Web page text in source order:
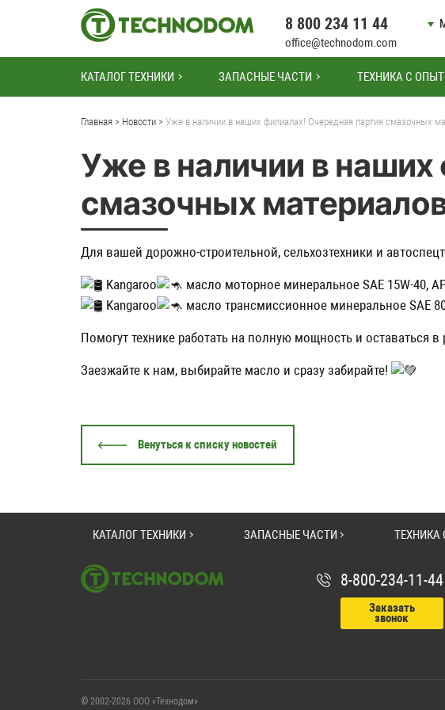
8 800 234 11 44
office@technodom.com
КАТАЛОГ ТЕХНИКИ ЗАПАСНЫЕ ЧАСТИ ТЕХНИКА С
Главная > Новости > Уже в наличии в наших филиалах! Очередная партия смазочных
Уже в наличии в
смазочных
Для вашей дорожно-строительной, сельхозтехники и
Kangaroo
масло моторное минеральное SAE 15W-40,
Kangaroo
масло трансмиссионное минеральное SAE
Помогут технике работать на полную мощность и оставаться
Заезжайте к нам, выбирайте масло и сразу забирайте!
Венуться к списку новостей
КАТАЛОГ ТЕХНИКИ ЗАПАСНЫЕ ЧАСТИ ТЕХНИКА
8-800-234-11-44
Заказать
звонок
© 2002-2026 ООО «Технодом»